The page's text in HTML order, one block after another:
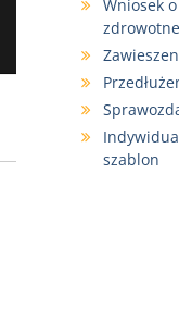
Wniosek
zdrowotne
szablon